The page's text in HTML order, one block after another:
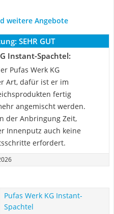
weitere Angebote
SEHR GUT
Instant-Spachtel:
Pufas Werk KG
Art, dafür ist er im
fertig
angemischt werden.
der Anbringung Zeit,
Innenputz auch keine
erfordert.
Pufas Werk KG Instant-
Spachtel